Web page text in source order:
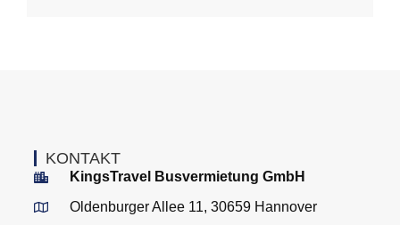
KONTAKT
KingsTravel Busvermietung GmbH
Oldenburger Allee 11, 30659 Hannover